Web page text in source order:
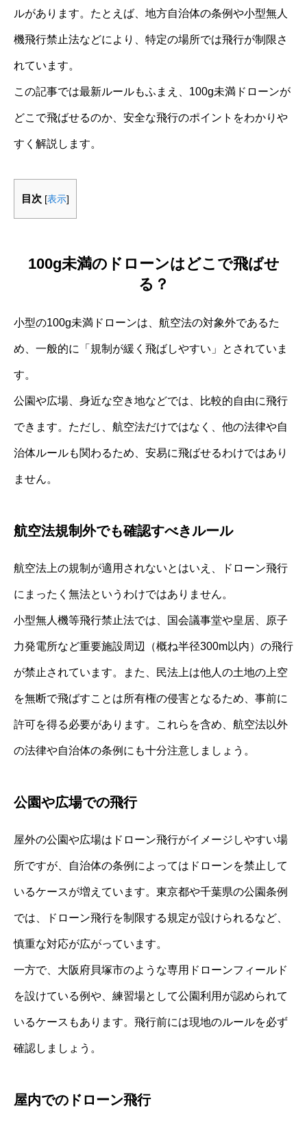
ルがあります。たとえば、地方自治体の条例や小型無人
機飛行禁止法などにより、特定の場所では飛行が制限さ
れています。
この記事では最新ルールもふまえ、100g未満ドローンが
どこで飛ばせるのか、安全な飛行のポイントをわかりや
すく解説します。
目次 [表示]
100g未満のドローンはどこで飛ばせ
る？
小型の100g未満ドローンは、航空法の対象外であるた
め、一般的に「規制が緩く飛ばしやすい」とされていま
す。
公園や広場、身近な空き地などでは、比較的自由に飛行
できます。ただし、航空法だけではなく、他の法律や自
治体ルールも関わるため、安易に飛ばせるわけではあり
ません。
航空法規制外でも確認すべきルール
航空法上の規制が適用されないとはいえ、ドローン飛行
にまったく無法というわけではありません。
小型無人機等飛行禁止法では、国会議事堂や皇居、原子
力発電所など重要施設周辺（概ね半径300m以内）の飛行
が禁止されています。また、民法上は他人の土地の上空
を無断で飛ばすことは所有権の侵害となるため、事前に
許可を得る必要があります。これらを含め、航空法以外
の法律や自治体の条例にも十分注意しましょう。
公園や広場での飛行
屋外の公園や広場はドローン飛行がイメージしやすい場
所ですが、自治体の条例によってはドローンを禁止して
いるケースが増えています。東京都や千葉県の公園条例
では、ドローン飛行を制限する規定が設けられるなど、
慎重な対応が広がっています。
一方で、大阪府貝塚市のような専用ドローンフィールド
を設けている例や、練習場として公園利用が認められて
いるケースもあります。飛行前には現地のルールを必ず
確認しましょう。
屋内でのドローン飛行